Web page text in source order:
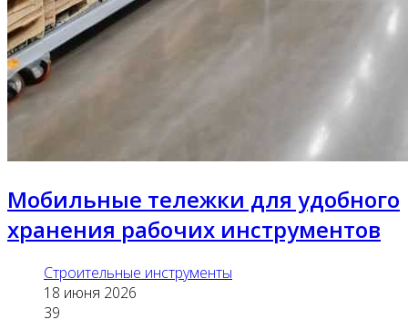
Мобильные тележки для удобного
хранения рабочих инструментов
Строительные инструменты
18 июня 2026
39